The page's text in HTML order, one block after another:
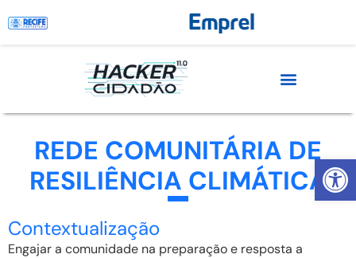
Abrir
REDE COMUNITÁRIA DE
RESILIÊNCIA CLIMÁTICA
Contextualização
Engajar a comunidade na preparação e resposta a